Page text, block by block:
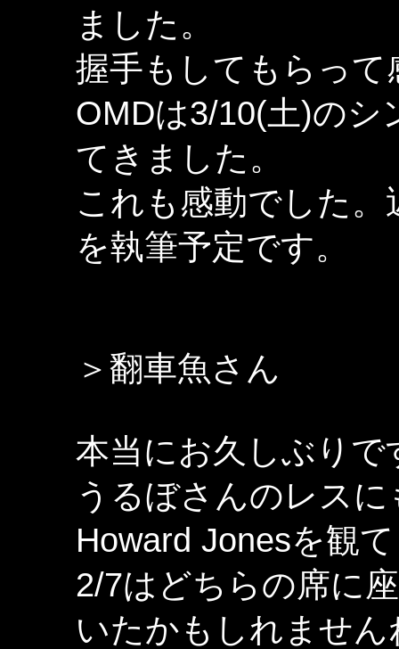
ました。
握手もしてもらって
OMDは3/10(土)のシ
てきました。
これも感動でした
を執筆予定です。
＞翻車魚さん
本当にお久しぶり
うるぼさんのレス
Howard Jonesを観
2/7はどちらの席に
いたかもしれません